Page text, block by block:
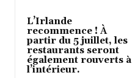
L’Irlande
recommence ! À
partir du 5 juillet, les
restaurants seront
également rouverts à
l’intérieur.